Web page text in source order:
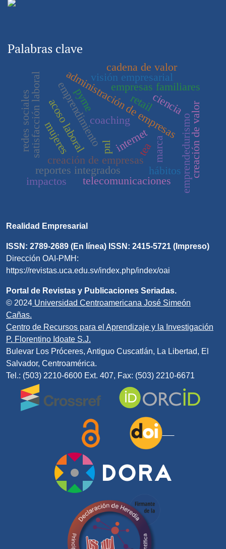
Palabras clave
administración de empresas
empresas familiares
acoso laboral coaching
pnl
pyme
emprendimiento
creación de empresas
visión empresarial
satisfacción laboral emprendedurismo
mujeres
redes sociales internet
hábitos
retail
marca
telecomunicaciones
tea
reportes integrados creación de valor
cadena de valor
impactos
ciencia
Realidad Empresarial
ISSN: 2789-2689 (En línea) ISSN: 2415-5721 (Impreso)
Dirección OAI-PMH:
https://revistas.uca.edu.sv/index.php/index/oai
Portal de Revistas y Publicaciones Seriadas.
© 2024 Universidad Centroamericana José Simeón
Cañas.
Centro de Recursos para el Aprendizaje y la Investigación
P. Florentino Idoate S.J.
Bulevar Los Próceres, Antiguo Cuscatlán, La Libertad, El
Salvador, Centroamérica.
Tel.: (503) 2210-6600 Ext. 407, Fax: (503) 2210-6671